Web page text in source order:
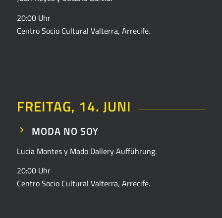
20:00 Uhr
Centro Socio Cultural Valterra, Arrecife.
FREITAG, 14. JUNI
MODA NO SOY
Lucia Montes y Mado DalleryAufführung.
20:00 Uhr
Centro Socio Cultural Valterra, Arrecife.